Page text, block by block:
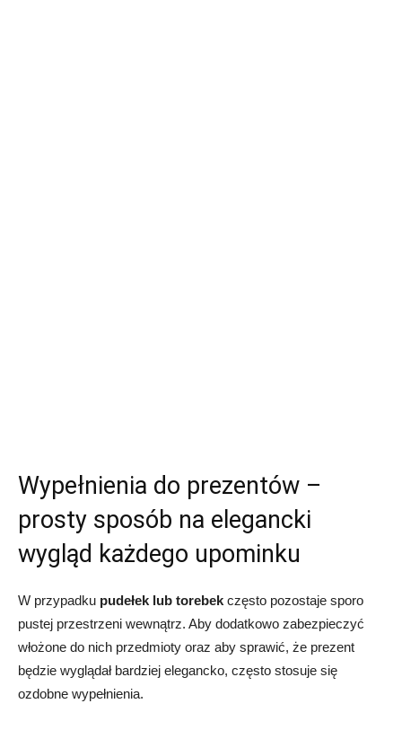
Wypełnienia do prezentów –
prosty sposób na elegancki
wygląd każdego upominku
W przypadku pudełek lub torebek często pozostaje sporo
pustej przestrzeni wewnątrz. Aby dodatkowo zabezpieczyć
włożone do nich przedmioty oraz aby sprawić, że prezent
będzie wyglądał bardziej elegancko, często stosuje się
ozdobne wypełnienia.